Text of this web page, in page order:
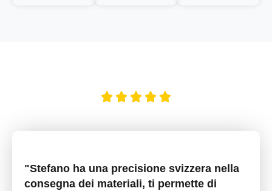
"Stefano ha una precisione svizzera nella
consegna dei materiali, ti permette di